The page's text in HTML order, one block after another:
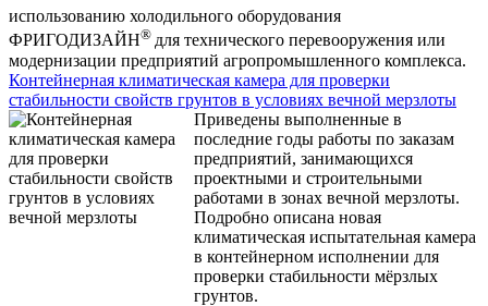
использованию холодильного оборудования
ФРИГОДИЗАЙН® для технического перевооружения или
модернизации предприятий агропромышленного комплекса.
Контейнерная климатическая камера для проверки
стабильности свойств грунтов в условиях вечной мерзлоты
Приведены выполненные в
последние годы работы по заказам
предприятий, занимающихся
проектными и строительными
работами в зонах вечной мерзлоты.
Подробно описана новая
климатическая испытательная камера
в контейнерном исполнении для
проверки стабильности мёрзлых
грунтов.